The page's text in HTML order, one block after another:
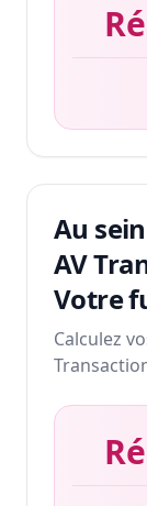
Au
AV
Votre
Calculez